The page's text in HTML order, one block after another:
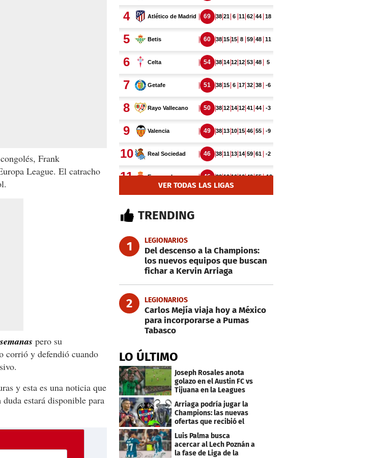
Frank
League. El catracho
pero su
corrió y defendió cuando
y esta es una noticia que
estará disponible para
VER TODAS LAS LIGAS
TRENDING
1 LEGIONARIOS
Del descenso a la Champions:
los nuevos equipos que buscan
fichar a Kervin Arriaga
2 LEGIONARIOS
Carlos Mejía viaja hoy a México
para incorporarse a Pumas
Tabasco
LO ÚLTIMO
Joseph Rosales anota
golazo en el Austin FC vs
Tijuana en la Leagues
Cup
Arriaga podría jugar la
Champions: las nuevas
ofertas que recibió el
Levante
Luis Palma busca
acercar al Lech Poznán a
la fase de Liga de la